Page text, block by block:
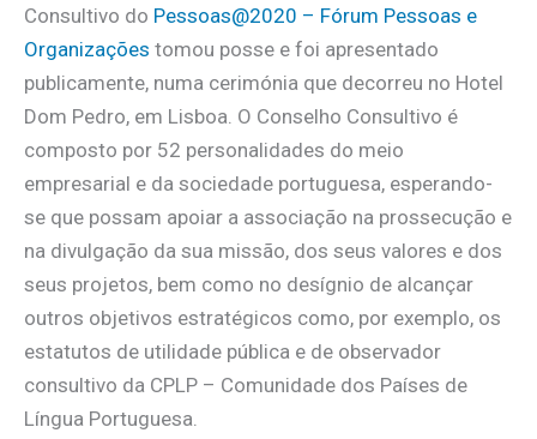
Consultivo do Pessoas@2020 – Fórum Pessoas e
Organizações tomou posse e foi apresentado
publicamente, numa cerimónia que decorreu no Hotel
Dom Pedro, em Lisboa. O Conselho Consultivo é
composto por 52 personalidades do meio
empresarial e da sociedade portuguesa, esperando-
se que possam apoiar a associação na prossecução e
na divulgação da sua missão, dos seus valores e dos
seus projetos, bem como no desígnio de alcançar
outros objetivos estratégicos como, por exemplo, os
estatutos de utilidade pública e de observador
consultivo da CPLP – Comunidade dos Países de
Língua Portuguesa.